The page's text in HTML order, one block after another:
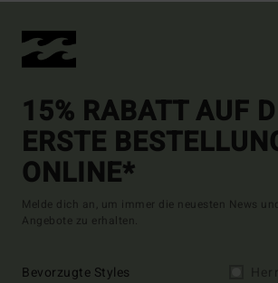
15% RABATT AUF
ERSTE
ONLINE*
Melde dich an, um immer die neuesten News
Angebote zu erhalten.
Bevorzugte Styles